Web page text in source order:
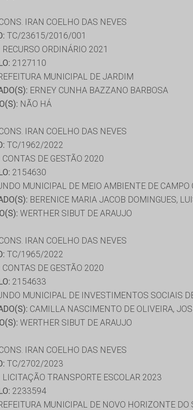
IRAN COELHO DAS NEVES
TC/23615/2016/001
RECURSO ORDINÁRIO 2021
2127110
MUNICIPAL DE JARDIM
ERNEY CUNHA BAZZANO BARBOSA
NÃO HÁ
IRAN COELHO DAS NEVES
TC/1962/2022
CONTAS DE GESTÃO 2020
2154630
MUNICIPAL DE MEIO AMBIENTE DE CAMPO
BERENICE MARIA JACOB DOMINGUES,
WERTHER SIBUT DE ARAUJO
IRAN COELHO DAS NEVES
TC/1965/2022
CONTAS DE GESTÃO 2020
2154633
MUNICIPAL DE INVESTIMENTOS SOCIAIS
CAMILLA NASCIMENTO DE OLIVEIRA,
WERTHER SIBUT DE ARAUJO
IRAN COELHO DAS NEVES
TC/2702/2023
LICITAÇÃO TRANSPORTE ESCOLAR 2023
2233594
MUNICIPAL DE NOVO HORIZONTE DO